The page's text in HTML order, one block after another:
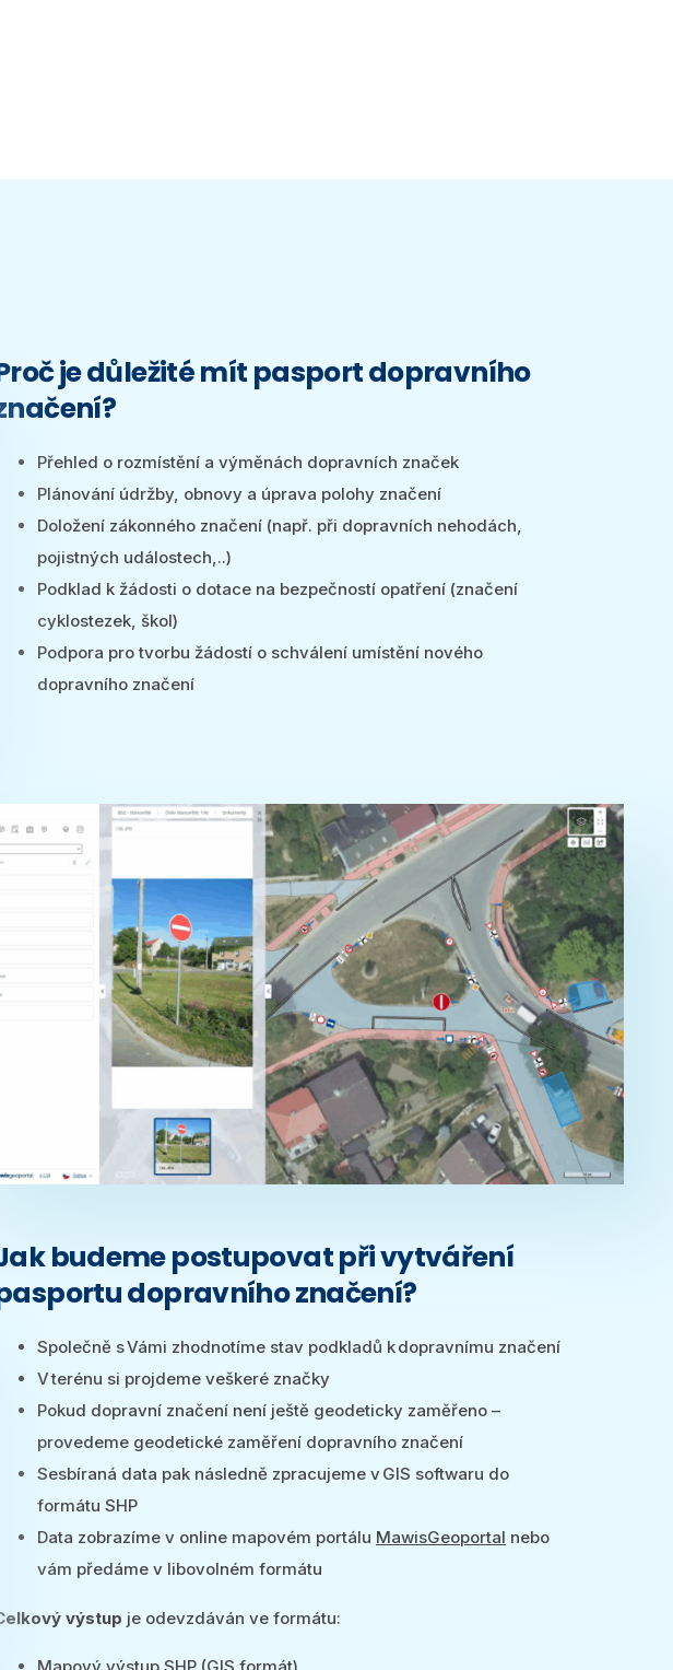
je důležité mít pasport dopravního
Přehled o rozmístění a výměnách dopravních značek
Plánování údržby, obnovy a úprava polohy značení
Doložení zákonného značení (např. při dopravních nehodách,
pojistných událostech,..)
Podklad k žádosti o dotace na bezpečností opatření (značení
cyklostezek, škol)
Podpora pro tvorbu žádostí o schválení umístění nového
dopravního značení
budeme postupovat při vytváření
dopravního značení?
Společně s Vámi zhodnotíme stav podkladů k dopravnímu značení
V terénu si projdeme veškeré značky
Pokud dopravní značení není ještě geodeticky zaměřeno –
provedeme geodetické zaměření dopravního značení
Sesbíraná data pak následně zpracujeme v GIS softwaru do
formátu SHP
Data zobrazíme v online mapovém portálu MawisGeoportal nebo
vám předáme v libovolném formátu
výstup je odevzdáván ve formátu: